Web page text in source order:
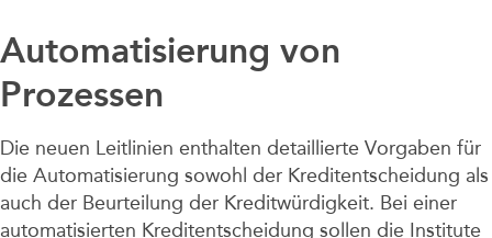
Automatisierung von
Prozessen
Die neuen Leitlinien enthalten detaillierte Vorgaben für
die Automatisierung sowohl der Kreditentscheidung als
auch der Beurteilung der Kreditwürdigkeit. Bei einer
automatisierten Kreditentscheidung sollen die Institute